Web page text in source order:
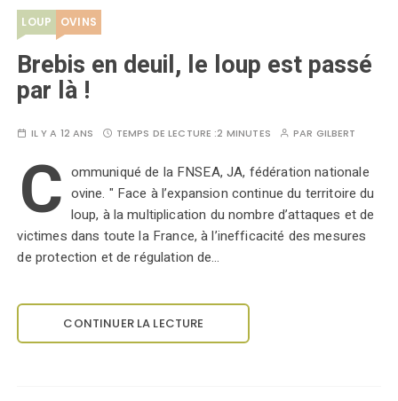
LOUP OVINS
Brebis en deuil, le loup est passé
par là !
IL Y A 12 ANS TEMPS DE LECTURE :2 MINUTES PAR GILBERT
C ommuniqué de la FNSEA, JA, fédération nationale
ovine. " Face à l’expansion continue du territoire du
loup, à la multiplication du nombre d’attaques et de
victimes dans toute la France, à l’inefficacité des mesures
de protection et de régulation de…
CONTINUER LA LECTURE